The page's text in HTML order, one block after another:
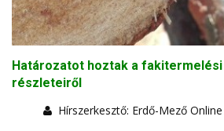
Határozatot hoztak a
részleteiről
Hírszerkesztő: Erdő-Mező Online